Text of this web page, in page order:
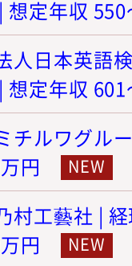
想定年収
人日本英語
想定年収
チルワグル
円
村工藝社 |
円